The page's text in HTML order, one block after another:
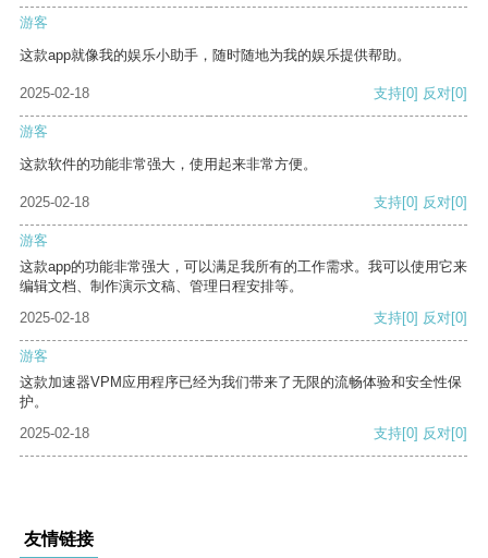
游客
这款app就像我的娱乐小助手，随时随地为我的娱乐提供帮助。
2025-02-18 支持[0] 反对[0]
游客
这款软件的功能非常强大，使用起来非常方便。
2025-02-18 支持[0] 反对[0]
游客
这款app的功能非常强大，可以满足我所有的工作需求。我可以使用它来
编辑文档、制作演示文稿、管理日程安排等。
2025-02-18
支持[0] 反对[0]
游客
这款加速器VPM应用程序已经为我们带来了无限的流畅体验和安全性保
护。
2025-02-18
支持[0] 反对[0]
友情链接